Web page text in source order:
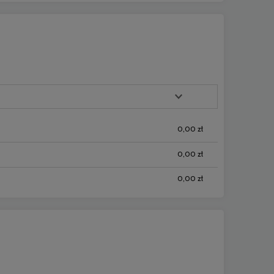
0,00 zł
0,00 zł
0,00 zł